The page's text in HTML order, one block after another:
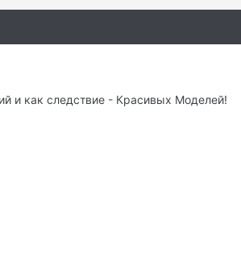
и как следствие - Красивых Моделей!